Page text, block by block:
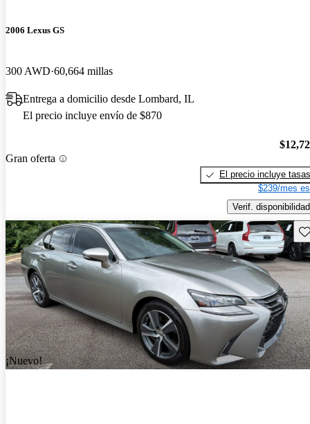
2006 Lexus GS
300 AWD 60,664 millas
Entrega a domicilio desde Lombard, IL
El precio incluye envío de $870
Gran oferta
El precio incluye tasas
$239/mes
Verif. disponibilidad
¡Nuevo!